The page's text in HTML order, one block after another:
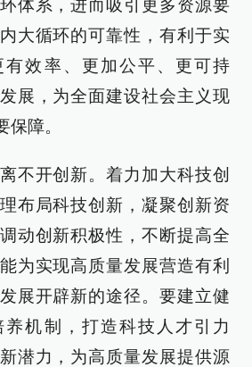
体系，进而吸引更多资源要
大循环的可靠性，有利于实
效率、更加公平、更可持
展，为全面建设社会主义现
障。
不开创新。着力加大科技创
布局科技创新，凝聚创新资
动创新积极性，不断提高全
为实现高质量发展营造有利
展开辟新的途径。要建立健
机制，打造科技人才引力
潜力，为高质量发展提供源